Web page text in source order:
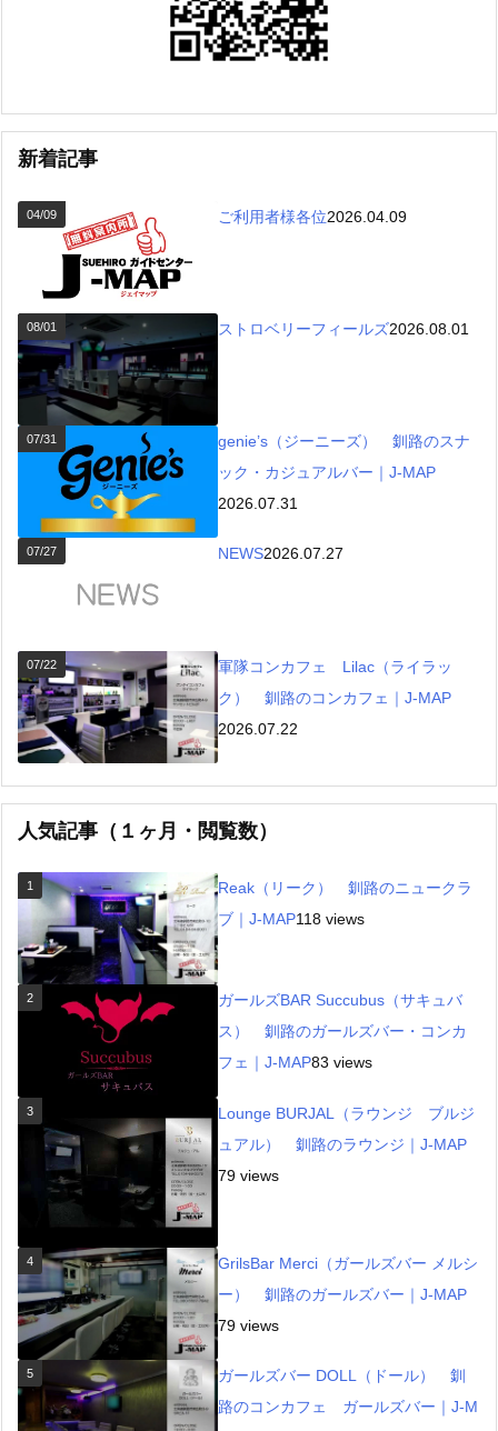
新着記事
04/09 ご利用者様各位2026.04.09
08/01 ストロベリーフィールズ2026.08.01
07/31
genie’s（ジーニーズ） 釧路のスナ
ック・カジュアルバー｜J-MAP
2026.07.31
07/27 NEWS2026.07.27
07/22
軍隊コンカフェ Lilac（ライラッ
ク） 釧路のコンカフェ｜J-MAP
2026.07.22
人気記事（１ヶ月・閲覧数）
1
Reak（リーク） 釧路のニュークラ
ブ｜J-MAP118 views
2
ガールズBAR Succubus（サキュバ
ス） 釧路のガールズバー・コンカ
フェ｜J-MAP83 views
3
Lounge BURJAL（ラウンジ ブルジ
ュアル） 釧路のラウンジ｜J-MAP
79 views
4
GrilsBar Merci（ガールズバー メルシ
ー） 釧路のガールズバー｜J-MAP
79 views
5
ガールズバー DOLL（ドール） 釧
路のコンカフェ ガールズバー｜J-M